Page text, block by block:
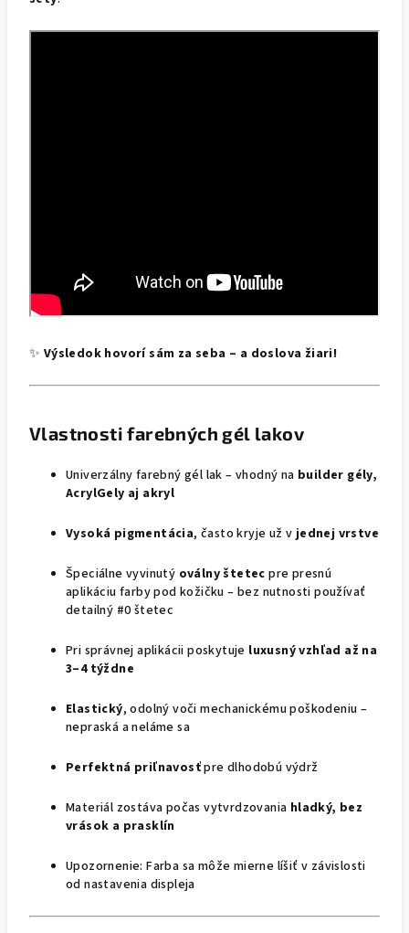
✨ Výsledok hovorí sám za seba – a doslova žiari!
Vlastnosti farebných gél lakov
Univerzálny farebný gél lak – vhodný na builder gély,
AcrylGely aj akryl
Vysoká pigmentácia, často kryje už vjednej vrstve
Špeciálne vyvinutý oválny štetec pre presnú
aplikáciu farby pod kožičku – bez nutnosti používať
detailný #0 štetec
Pri správnej aplikácii poskytuje luxusný vzhľad až na
3–4 týždne
Elastický, odolný voči mechanickému poškodeniu –
nepraská a neláme sa
Perfektná priľnavosťpre dlhodobú výdrž
Materiál zostáva počas vytvrdzovania hladký, bez
vrások a prasklín
Upozornenie: Farba sa môže mierne líšiť v závislosti
od nastavenia displeja